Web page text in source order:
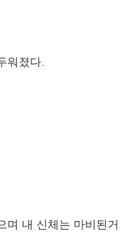
워졌다.
며 내 신체는 마비된거